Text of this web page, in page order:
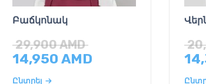
Բաճկոնակ
29,900AMD
14,950 AMD
Ընտրել